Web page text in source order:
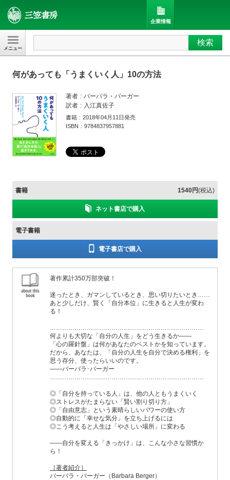
三笠書房 検索
企業情報
何があっても「うまくいく人」10の方法
著者
バーバラ・バーガー
訳者
入江真佐子
書籍
2018年04月11日発売
ISBN
9784837957881
書籍 1540円(税込)
ネット書店で購入
電子書籍
電子書店で購入
著作累計350万部突破！
迷ったとき、ガマンしているとき、思い切りたいとき……
あと少しだけ、賢く「自分本位」に生きると人生が変わ
る！
…………………………………………………………………
何よりも大切な「自分の人生」をどう生きるか――
「心の羅針盤」は何があなたのベストかを知っています。
だから、あなたは、「自分の人生を自分で決める権利」を
思う存分、使ったらいいのです。
――バーバラ･バーガー
…………………………………………………………………
◎「自分を持っている人」は、他の人ともうまくいく
◎ストレスがたまらない「賢い割り切り方」
◎「自由意志」という素晴らしいパワーの使い方
◎自動的に「幸せな気分」を立ち上げるには
◎こう考えると人生は「やさしい場所」に変わる
――自分を変える「きっかけ」は、こんな小さな習慣か
ら！
［著者紹介］
バーバラ・バーガー（Barbara Berger）